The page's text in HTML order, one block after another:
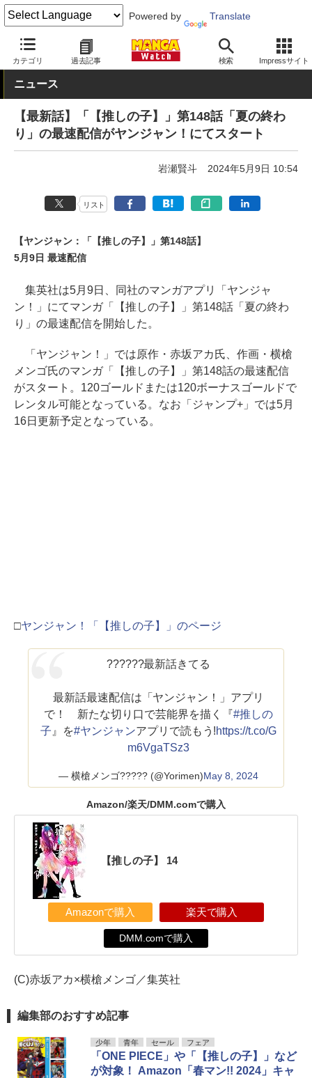
Powered by Translate
カテゴリ 過去記事 検索 Impressサイト
MANGA Watch 青年 【推しの子】
ニュース
【最新話】「【推しの子】」第148話「夏の終わ
り」の最速配信がヤンジャン！にてスタート
岩瀬賢斗 2024年5月9日 10:54
リスト
【ヤンジャン：「【推しの子】」第148話】
5月9日 最速配信
集英社は5月9日、同社のマンガアプリ「ヤンジャ
ン！」にてマンガ「【推しの子】」第148話「夏の終わ
り」の最速配信を開始した。
「ヤンジャン！」では原作・赤坂アカ氏、作画・横槍
メンゴ氏のマンガ「【推しの子】」第148話の最速配信
がスタート。120ゴールドまたは120ボーナスゴールドで
レンタル可能となっている。なお「ジャンプ+」では5月
16日更新予定となっている。
□ヤンジャン！「【推しの子】」のページ
??????最新話きてる
最新話最速配信は「ヤンジャン！」アプリ
で！ 新たな切り口で芸能界を描く『#推しの
子 』を#ヤンジャンアプリで読もう!https://t.co/G
m6VgaTSz3
— 横槍メンゴ????? (@Yorimen)May 8, 2024
Amazon/楽天/DMM.comで購入
【推しの子】 14
Amazonで購入 楽天で購入
DMM.comで購入
(C)赤坂アカ×横槍メンゴ／集英社
編集部のおすすめ記事
少年 青年 セール フェア
「ONE PIECE」や「【推しの子】」など
が対象！ Amazon「春マン!! 2024」キャ